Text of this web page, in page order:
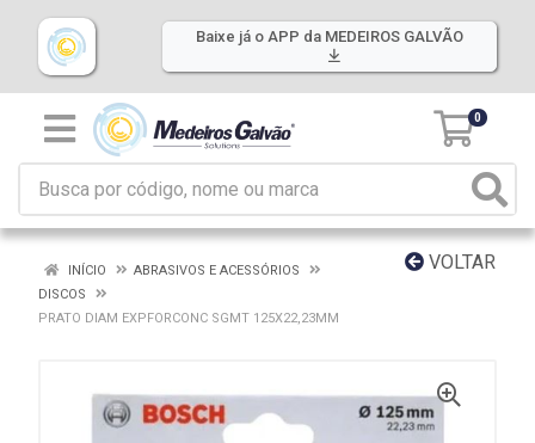
Baixe já o APP da MEDEIROS GALVÃO
0
VOLTAR
INÍCIO
ABRASIVOS E ACESSÓRIOS
DISCOS
PRATO DIAM EXPFORCONC SGMT 125X22,23MM